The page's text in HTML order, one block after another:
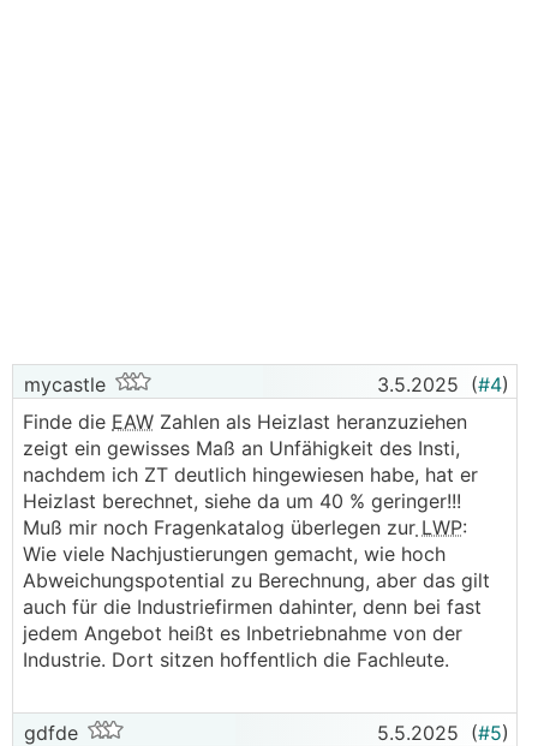
mycastle 3.5.2025 (#4)
Finde die EAW Zahlen als Heizlast heranzuziehen
zeigt ein gewisses Maß an Unfähigkeit des Insti,
nachdem ich ZT deutlich hingewiesen habe, hat er
Heizlast berechnet, siehe da um 40 % geringer!!!
Muß mir noch Fragenkatalog überlegen zur LWP:
Wie viele Nachjustierungen gemacht, wie hoch
Abweichungspotential zu Berechnung, aber das gilt
auch für die Industriefirmen dahinter, denn bei fast
jedem Angebot heißt es Inbetriebnahme von der
Industrie. Dort sitzen hoffentlich die Fachleute.
gdfde 5.5.2025 (#5)